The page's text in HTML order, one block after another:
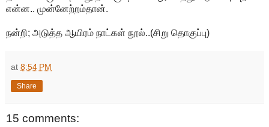
என்ன.. முன்னேற்றம்தான்.
நன்றி; அடுத்த ஆயிரம் நாட்கள் நூல்..(சிறு தொகுப்பு)
at 8:54 PM
Share
15 comments: